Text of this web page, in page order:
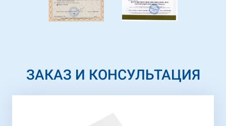
ЗАКАЗ И КОНСУЛЬТАЦИЯ